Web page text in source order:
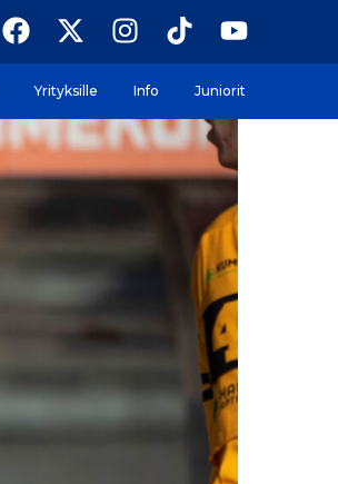
Yrityksille Info Juniorit